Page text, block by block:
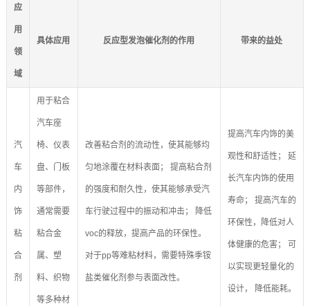
应
用
领
域
具体应用 反应型发泡催化剂的作用 带来的益处
汽
车
内
饰
粘
合
剂
用于粘合
汽车座
椅、仪表
盘、门板
等部件，
通常需要
粘合金
属、塑
料、织物
等多种材
改善粘合剂的流动性，使其能够均
匀地涂覆在材料表面； 提高粘合剂
的强度和耐久性，使其能够承受汽
车行驶过程中的振动和冲击； 降低
voc的释放，提高产品的环保性。
对于pp等难粘材料，需要特殊季铵
盐类催化剂参与表面改性。
提高汽车内饰的美
观性和舒适性； 延
长汽车内饰的使用
寿命； 提高汽车的
环保性，降低对人
体健康的危害； 可
以实现更轻量化的
设计， 降低能耗。